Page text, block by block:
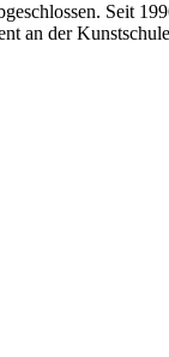
Seit
an der